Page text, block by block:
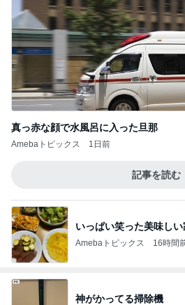
真っ赤な顔で水風呂に入った旦那
Amebaトピックス 1日前
記事を読む
いっぱい笑った美味し
Amebaトピックス 16時間
神がかってる掃除機